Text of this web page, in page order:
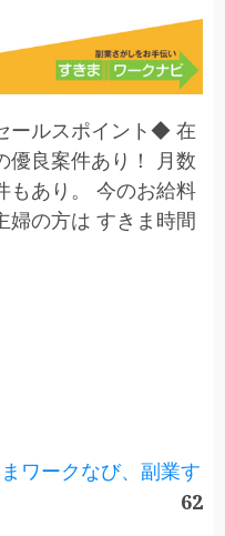
ールスポイント◆ 在
優良案件あり！ 月数
もあり。 今のお給料
婦の方は すきま時間
ワークなび、副業す
62